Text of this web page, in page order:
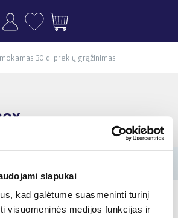
slapukai
kad galėtume suasmeninti turinį
visuomeninės medijos funkcijas ir
30 d. prekių grąžinimas